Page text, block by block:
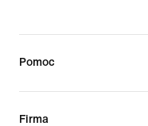
Pomoc
Firma